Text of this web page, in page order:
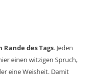
des Tags. Jeden
einen witzigen Spruch,
eine Weisheit. Damit